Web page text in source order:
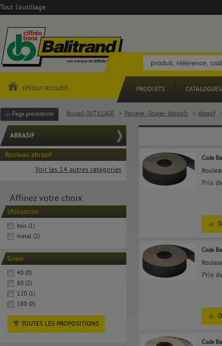
Tout l'outillage
retour accueil PRODUITS CATALOGUES
Page précédente Accueil OUTILLAGE > Perçage - Sciage - Abrasifs > Abrasif
ABRASIF
Rouleau abrasif
Voir les 14 autres catégories
Affinez votre choix
Utilisation
bois (1)
métal (2)
Grain
40 (0)
80 (2)
120 (1)
180 (0)
TOUTES LES PROPOSITIONS
Code
Prix
Code
Prix
Code